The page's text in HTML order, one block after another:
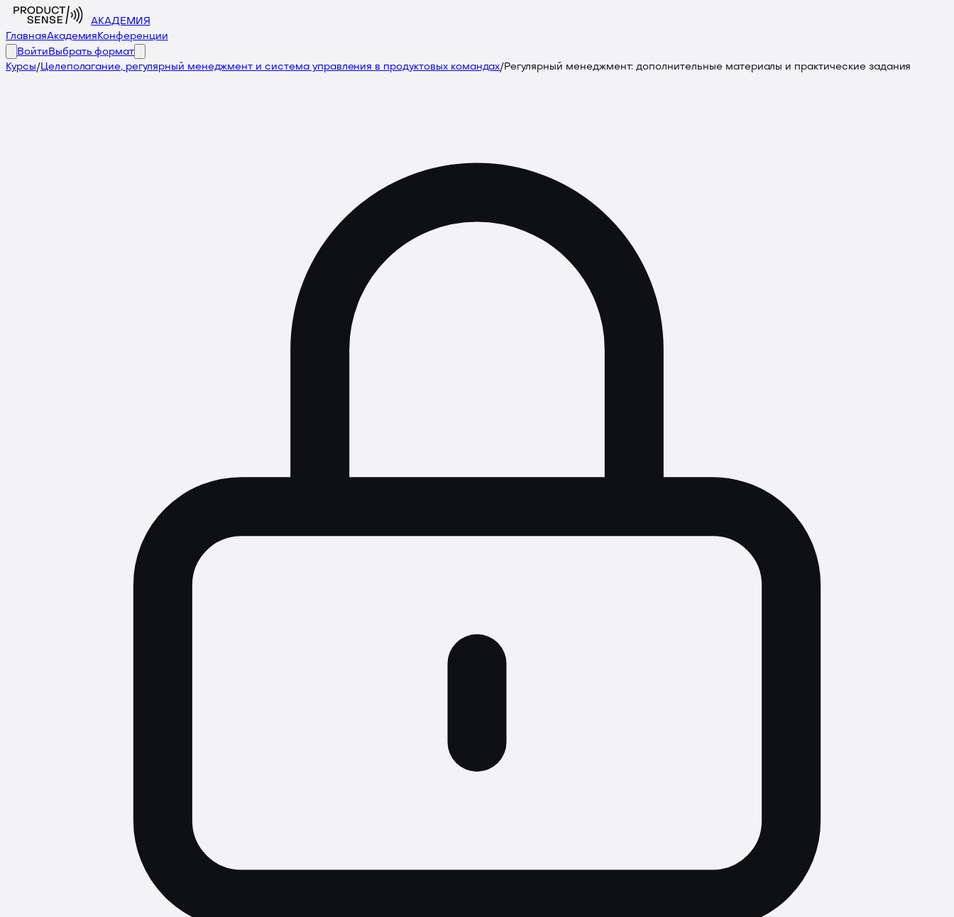
АКАДЕМИЯ
ГлавнаяАкадемия Конференции
Войти Выбрать формат
Курсы/ Целеполагание, регулярный менеджмент и система управления в продуктовых командах/ Регулярный менеджмент: дополнительные материалы и практические задания